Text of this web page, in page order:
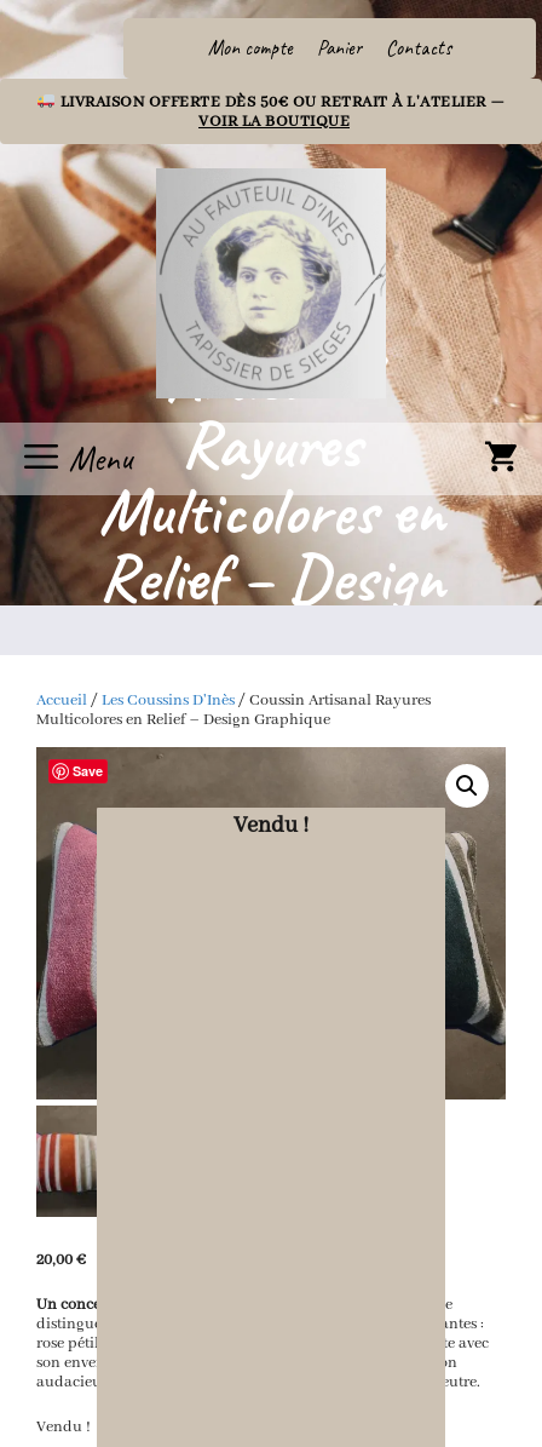
Aller
au
Mon compte Panier Contacts
LIVRAISON OFFERTE DÈS 50€ OU RETRAIT À L'ATELIER —
VOIR LA BOUTIQUE
Menu
Coussin
Artisanal
Rayures
Multicolores en
Relief – Design
Accueil/Les Coussins D'Inès/ Coussin Artisanal Rayures
Multicolores en Relief – Design Graphique
Save
Vendu !
20,00€
Un concentré d’énergie et de textures.
Ce coussin artisanal se
distingue par ses larges
aux couleurs éclatantes :
rose pétillant, orange vif, vert anis et bleu azur. Son contraste avec
son envers bleu électrique en fait un accessoire de décoration
audacieux, idéal pour réveiller un fauteuil ou un canapé neutre.
Vendu !